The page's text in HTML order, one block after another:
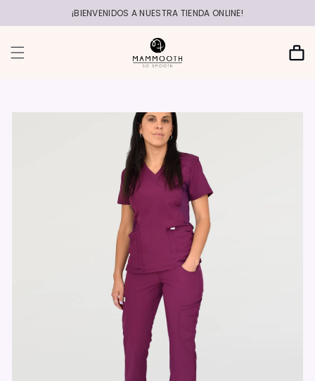
contenido
¡BIENVENIDOS A NUESTRA TIENDA ONLINE!
Carrito